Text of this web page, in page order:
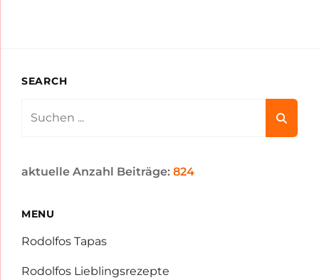
SEARCH
aktuelle Anzahl Beiträge: 824
MENU
Rodolfos Tapas
Rodolfos Lieblingsrezepte